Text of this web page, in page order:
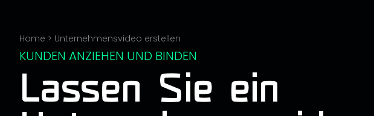
Home > Unternehmensvideo erstellen
KUNDEN ANZIEHEN UND BINDEN
Lassen Sie ein